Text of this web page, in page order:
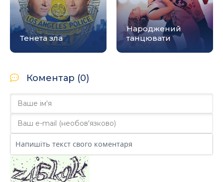
Тенета зла
Народжений
танцювати
Коментар (0)